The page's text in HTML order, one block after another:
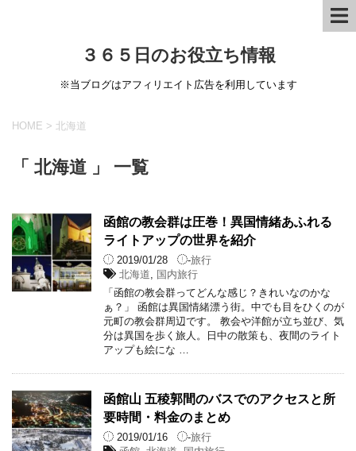
３６５日のお役立ち情報
※当ブログはアフィリエイト広告を利用しています
HOME > 北海道
「 北海道 」 一覧
函館の教会群は圧巻！異国情緒あふれる
ライトアップの世界を紹介
2019/01/28 -旅行
北海道
国内旅行
「函館の教会群ってどんな感じ？きれいなのかな
ぁ？」 函館は異国情緒漂う街。中でも目をひくのが
元町の教会群周辺です。 教会や洋館が立ち並び、気
分は異国を歩く旅人。日中の散策も、夜間のライト
アップも絵にな …
函館山 五稜郭間のバスでのアクセスと所
要時間・料金のまとめ
2019/01/16 -旅行